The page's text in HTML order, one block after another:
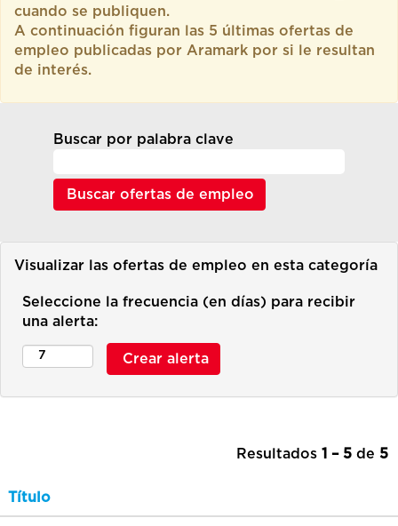
cuando se publiquen.
A continuación figuran las 5 últimas ofertas de
empleo publicadas por Aramark por si le resultan
de interés.
Buscar por palabra clave
Visualizar las ofertas de empleo en esta categoría
Seleccione la frecuencia (en días) para recibir
una alerta:
Resultados 1 – 5 de 5
Título